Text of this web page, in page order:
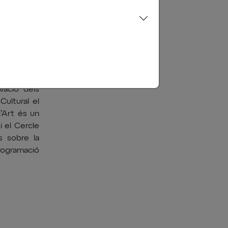
el
dels
el
és un
el Cercle
sobre la